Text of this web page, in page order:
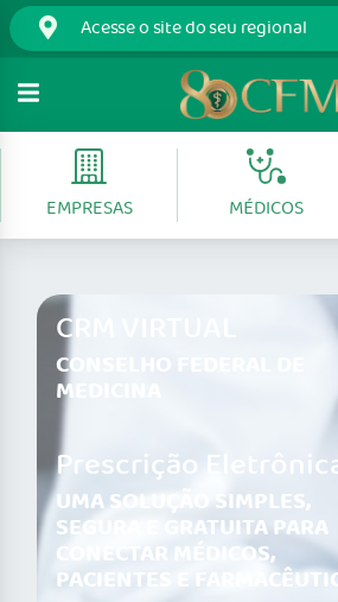
EMPRESAS MÉDICOS
CRM VIRTUAL
CONSELHO FEDERAL DE
MEDICINA
Prescrição
UMA SOLUÇÃO SIMPLES,
SEGURA E GRATUITA PARA
CONECTAR MÉDICOS,
PACIENTES E